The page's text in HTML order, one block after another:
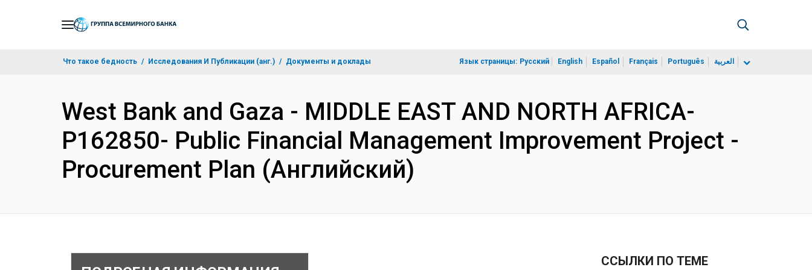
Что такое бедность Исследования И Публикации (анг.) Документы и доклады Язык страницы: Русский English Español Français Português العربية
West Bank and Gaza - MIDDLE EAST AND NORTH AFRICA-
P162850- Public Financial Management Improvement Project -
Procurement Plan (Английский)
ССЫЛКИ ПО ТЕМЕ